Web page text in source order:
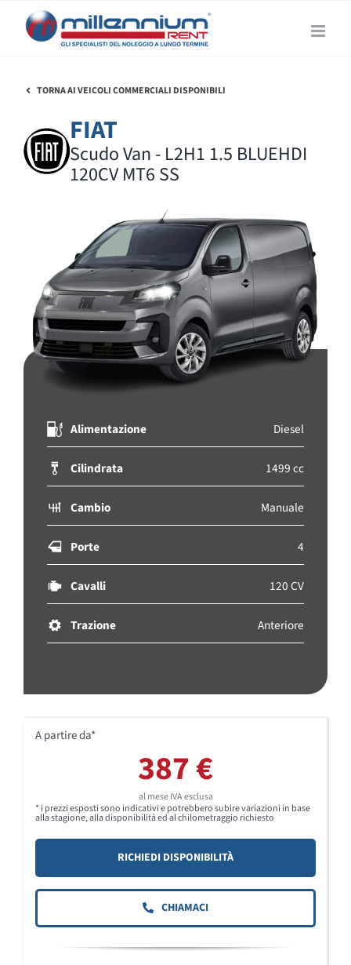
TORNA AI VEICOLI COMMERCIALI DISPONIBILI
FIAT
Scudo Van - L2H1 1.5 BLUEHDI
120CV MT6 SS
Alimentazione Diesel
Cilindrata 1499 cc
Cambio Manuale
Porte 4
Cavalli 120 CV
Trazione Anteriore
A partire da*
387 €
al mese IVA esclusa
* i prezzi esposti sono indicativi e potrebbero subire variazioni in base
alla stagione, alla disponibilità ed al chilometraggio richiesto
RICHIEDI DISPONIBILITÀ
CHIAMACI